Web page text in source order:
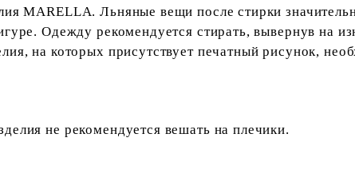
MARELLA. Льняные вещи после стирки
Одежду рекомендуется стирать, вывернув на
на которых присутствует печатный рисунок,
не рекомендуется вешать на плечики.